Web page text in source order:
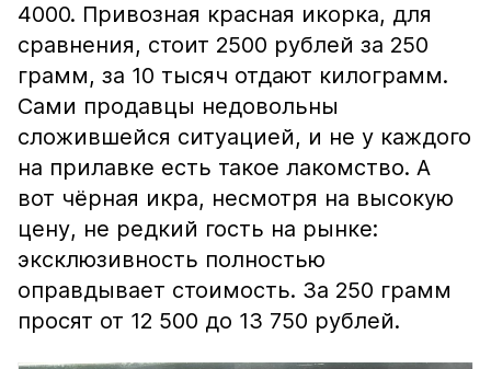
4000. Привозная красная икорка, для
сравнения, стоит 2500 рублей за 250
грамм, за 10 тысяч отдают килограмм.
Сами продавцы недовольны
сложившейся ситуацией, и не у каждого
на прилавке есть такое лакомство. А
вот чёрная икра, несмотря на высокую
цену, не редкий гость на рынке:
эксклюзивность полностью
оправдывает стоимость. За 250 грамм
просят от 12 500 до 13 750 рублей.